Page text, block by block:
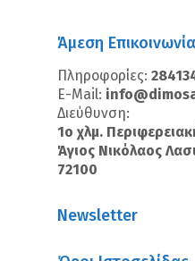
Άμεση Επικοινωνία
Πληροφορίες:
E-Mail:
Διεύθυνση:
1ο χλμ.
Άγιος Νικόλαος
72100
Newsletter